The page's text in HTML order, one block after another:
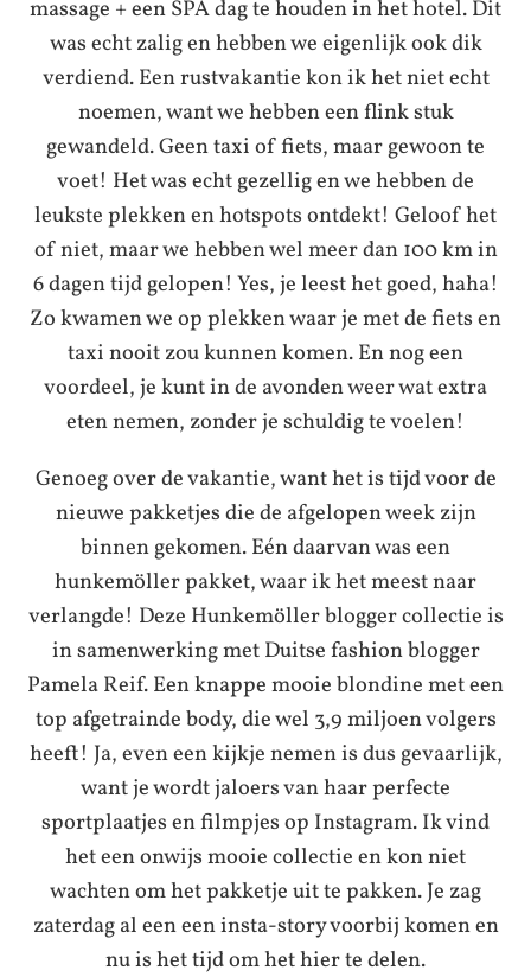
massage + een SPA dag te houden in het hotel. Dit
was echt zalig en hebben we eigenlijk ook dik
verdiend. Een rustvakantie kon ik het niet echt
noemen, want we hebben een flink stuk
gewandeld. Geen taxi of fiets, maar gewoon te
voet! Het was echt gezellig en we hebben de
leukste plekken en hotspots ontdekt! Geloof het
of niet, maar we hebben wel meer dan 100 km in
6 dagen tijd gelopen! Yes, je leest het goed, haha!
Zo kwamen we op plekken waar je met de fiets en
taxi nooit zou kunnen komen. En nog een
voordeel, je kunt in de avonden weer wat extra
eten nemen, zonder je schuldig te voelen!
Genoeg over de vakantie, want het is tijd voor de
nieuwe pakketjes die de afgelopen week zijn
binnen gekomen. Eén daarvan was een
hunkemöller pakket, waar ik het meest naar
verlangde! Deze Hunkemöller blogger collectie is
in samenwerking met Duitse fashion blogger
Pamela Reif. Een knappe mooie blondine met een
top afgetrainde body, die wel 3,9 miljoen volgers
heeft! Ja, even een kijkje nemen is dus gevaarlijk,
want je wordt jaloers van haar perfecte
sportplaatjes en filmpjes op Instagram. Ik vind
het een onwijs mooie collectie en kon niet
wachten om het pakketje uit te pakken. Je zag
zaterdag al een een insta-story voorbij komen en
nu is het tijd om het hier te delen.